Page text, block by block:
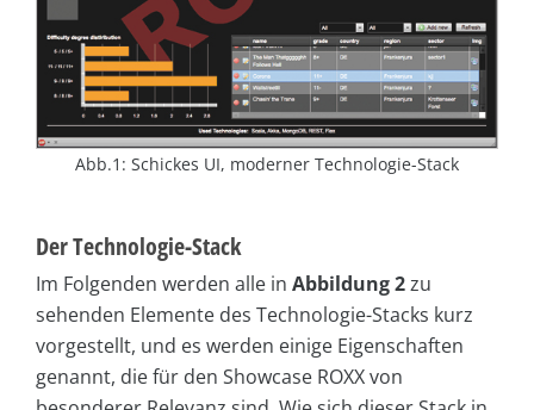
Abb.1: Schickes UI, moderner Technologie-Stack
Der Technologie-Stack
Im Folgenden werden alle in Abbildung 2zu
sehenden Elemente des Technologie-Stacks kurz
vorgestellt, und es werden einige Eigenschaften
genannt, die für den Showcase ROXX von